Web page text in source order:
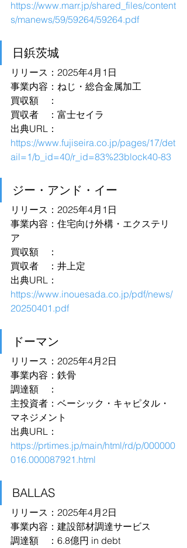
https://www.marr.jp/shared_files/content
s/manews/59/59264/59264.pdf
日鋲茨城
リリース：2025年4月1日
事業内容：ねじ・総合金属加工
買収額　：
買収者　：富士セイラ
出典URL：
https://www.fujiseira.co.jp/pages/17/det
ail=1/b_id=40/r_id=83%23block40-83
ジー・アンド・イー
リリース：2025年4月1日
事業内容：住宅向け外構・エクステリ
ア
買収額　：
買収者　：井上定
出典URL：
https://www.inouesada.co.jp/pdf/news/
20250401.pdf
ドーマン
リリース：2025年4月2日
事業内容：鉄骨
調達額　：
主投資者：ベーシック・キャピタル・
マネジメント
出典URL：
https://prtimes.jp/main/html/rd/p/000000
016.000087921.html
BALLAS
リリース：2025年4月2日
事業内容：建設部材調達サービス
調達額　：6.8億円 in debt